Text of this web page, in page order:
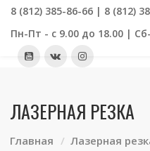
8 (812) 385-86-66 | 8 (812)
Пн-Пт - с 9.00 до 18.00 |
ЛАЗЕРНАЯ РЕЗКА
Главная Лазерная